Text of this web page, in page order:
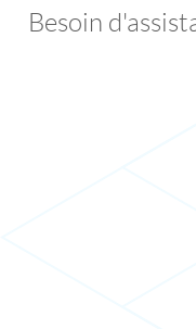
Besoin